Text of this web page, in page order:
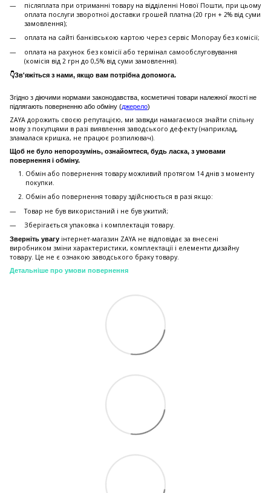
післяплата при отриманні товару на відділенні Нової Пошти, при цьому
оплата послуги зворотної доставки грошей платна (20 грн + 2% від суми
замовлення);
оплата на сайті банківською картою через сервіс Monopay без комісії;
оплата на рахунок без комісії або термінал самообслуговування
(комісія від 2 грн до 0,5% від суми замовлення).
👇Зв'яжіться з нами, якщо вам потрібна допомога.
Згідно з діючими нормами законодавства, косметичні товари належної якості не
підлягають поверненню або обміну (джерело)
ZAYA дорожить своєю репутацією, ми завжди намагаємося знайти спільну
мову з покупцями в разі виявлення заводського дефекту (наприклад,
зламалася кришка, не працює розпилювач).
Щоб не було непорозумінь, ознайомтеся, будь ласка, з умовами
повернення і обміну.
Обмін або повернення товару можливий протягом 14 днів з моменту
покупки.
Обмiн або повернення товару здійснюється в разі якщо:
Товар не був використаний і не був ужитий;
Зберiгається упаковка і комплектація товару.
Зверніть увагу інтернет-магазин ZAYA не відповідає за внесені
виробником зміни характеристики, комплектації і елементи дизайну
товару. Це не є ознакою заводського браку товару.
Детальніше про умови повернення